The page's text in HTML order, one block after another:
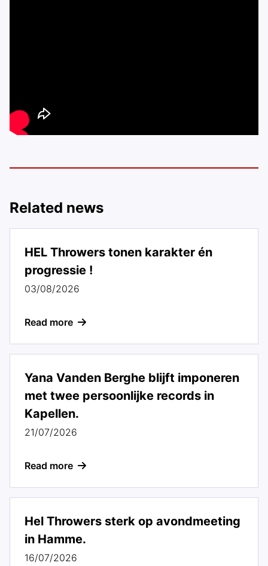
Related news
HEL Throwers tonen karakter én
progressie !
03/08/2026
Read more
Yana Vanden Berghe blijft imponeren
met twee persoonlijke records in
Kapellen.
21/07/2026
Read more
Hel Throwers sterk op avondmeeting
in Hamme.
16/07/2026